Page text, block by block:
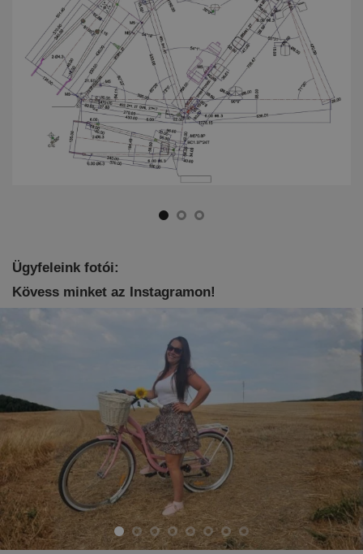
Ügyfeleink fotói:
Kövess minket az Instagramon!